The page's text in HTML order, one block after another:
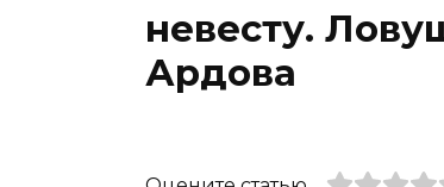
невесту.
Ардова